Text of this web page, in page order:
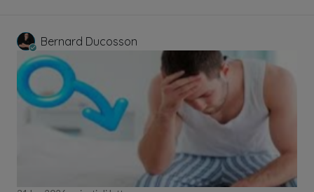
Bernard Ducosson